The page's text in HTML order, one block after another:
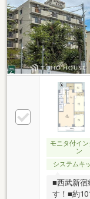
■無料住宅
できる？
るけど大
は？」「
スタッフ
モニタ付イ
ン
システムキ
■西武新宿
す！■約